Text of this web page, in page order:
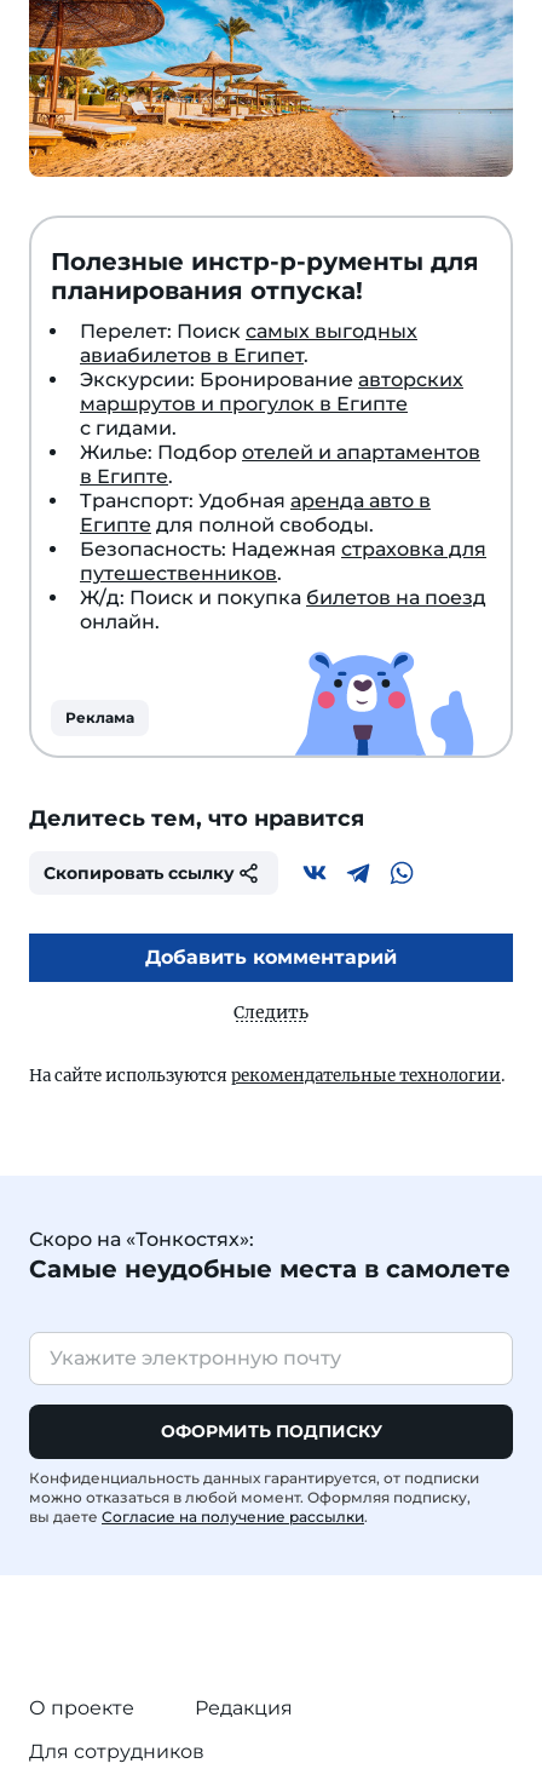
Полезные инстр-р-рументы для
планирования отпуска!
Перелет: Поиск самых выгодных
авиабилетов в Египет.
Экскурсии: Бронирование авторских
маршрутов и прогулок в Египте
с гидами.
Жилье: Подбор отелей и апартаментов
в Египте.
Транспорт: Удобная аренда авто в
Египте для полной свободы.
Безопасность: Надежная страховка для
путешественников.
Ж/д: Поиск и покупка билетов на поезд
онлайн.
Реклама
Делитесь тем, что нравится
Скопировать ссылку
Добавить комментарий
Следить
На сайте используются рекомендательные технологии.
Скоро на «Тонкостях»:
Самые неудобные места в самолете
ОФОРМИТЬ ПОДПИСКУ
Конфиденциальность данных гарантируется, от подписки
можно отказаться в любой момент. Оформляя подписку,
вы даете Согласие на получение рассылки.
О проекте
Редакция
Для сотрудников